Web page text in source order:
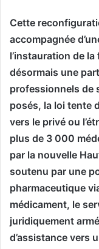
Cette
accompagnée
l’instauration de
désormais une
professionnels de
posés, la loi tente
vers le privé ou
plus de 3 000
par la nouvelle
soutenu par une
pharmaceutique
médicament, le
juridiquement
d’assistance vers